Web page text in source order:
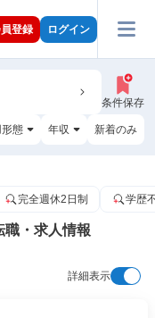
登録 ログイン
条件保存
形態 年収 新着のみ
完全週休2日制 学歴
職・求人情報
詳細表示